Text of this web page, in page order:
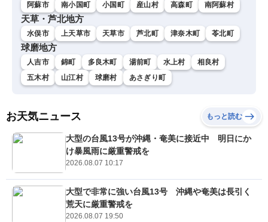
阿蘇市 南小国町 小国町 産山村 高森町 南阿蘇村
天草・芦北地方
水俣市 上天草市 天草市 芦北町 津奈木町 苓北町
球磨地方
人吉市 錦町 多良木町 湯前町 水上村
相良村
五木村
山江村 球磨村 あさぎり町
お天気ニュース もっと読む
大型の台風13号が沖縄・奄美に接近中 明日にか
け暴風雨に厳重警戒を
2026.08.07 10:17
大型で非常に強い台風13号 沖縄や奄美は長引く
荒天に厳重警戒を
2026.08.07 19:50